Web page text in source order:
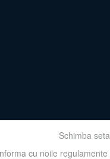
Schimba
cu noile